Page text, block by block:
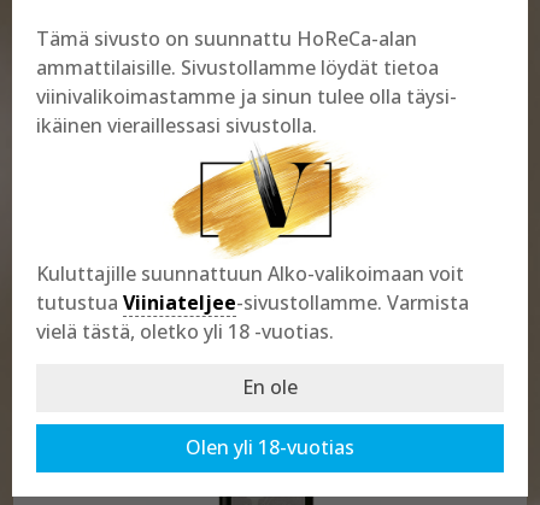
20360 Turku
y-tunnus: 2009865-8
Tämä sivusto on suunnattu HoReCa-alan
ammattilaisille. Sivustollamme löydät tietoa
viinivalikoimastamme ja sinun tulee olla täysi-
ikäinen vieraillessasi sivustolla.
Kuluttajille suunnattuun Alko-valikoimaan voit
tutustua Viiniateljee-sivustollamme. Varmista
vielä tästä, oletko yli 18 -vuotias.
En ole
Olen yli 18-vuotias